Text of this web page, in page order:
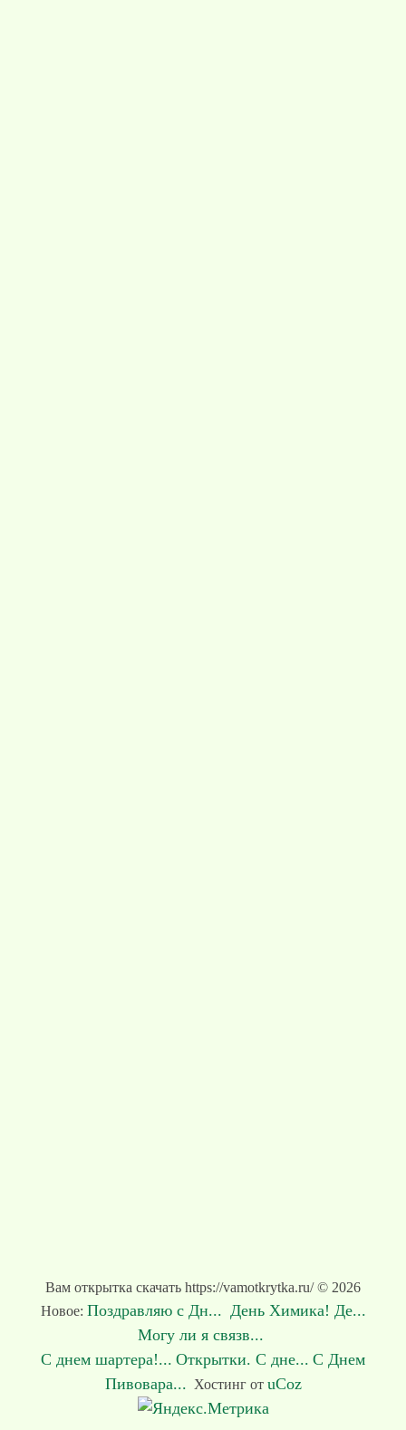
Вам открытка скачать https://vamotkrytka.ru/ © 2026
Новое: Поздравляю с Дн... День Химика! Де...
Могу ли я связв...
С днем шартера!... Открытки. С дне... С Днем
Пивовара... Хостинг от uCoz